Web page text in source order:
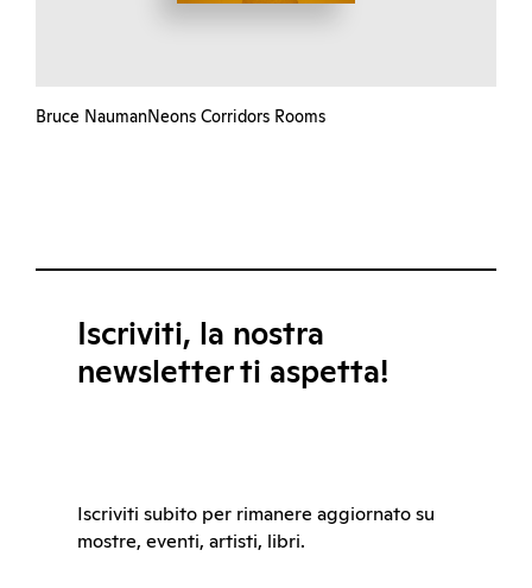
Bruce NaumanNeons Corridors Rooms
Iscriviti, la nostra
newsletter ti aspetta!
Iscriviti subito per rimanere aggiornato su
mostre, eventi, artisti, libri.